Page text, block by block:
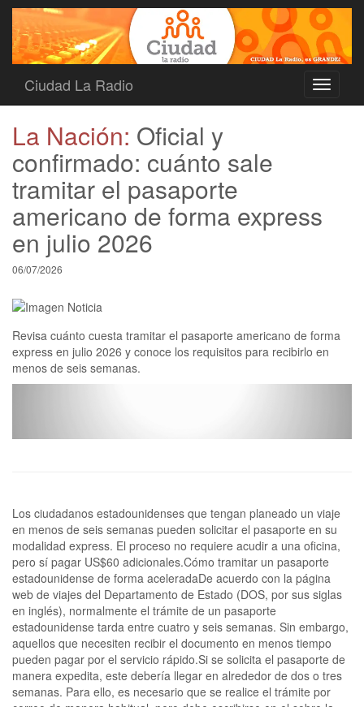
Toggle
Ciudad La Radio
La Nación: Oficial y
confirmado: cuánto sale
tramitar el pasaporte
americano de forma express
en julio 2026
06/07/2026
Revisa cuánto cuesta tramitar el pasaporte americano de forma
express en julio 2026 y conoce los requisitos para recibirlo en
menos de seis semanas.
Los ciudadanos estadounidenses que tengan planeado un viaje
en menos de seis semanas pueden solicitar el pasaporte en su
modalidad express. El proceso no requiere acudir a una oficina,
pero sí pagar US$60 adicionales.Cómo tramitar un pasaporte
estadounidense de forma aceleradaDe acuerdo con la página
web de viajes del Departamento de Estado (DOS, por sus siglas
en inglés), normalmente el trámite de un pasaporte
estadounidense tarda entre cuatro y seis semanas. Sin embargo,
aquellos que necesiten recibir el documento en menos tiempo
pueden pagar por el servicio rápido.Si se solicita el pasaporte de
manera expedita, este debería llegar en alrededor de dos o tres
semanas. Para ello, es necesario que se realice el trámite por